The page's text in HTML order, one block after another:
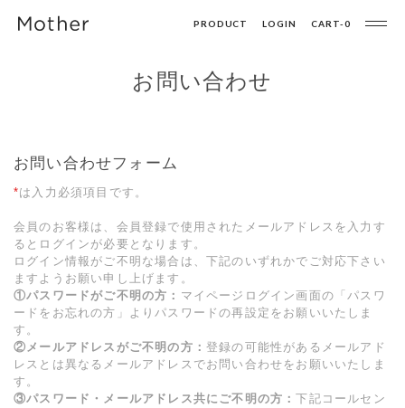
PRODUCT LOGIN CART-0
お問い合わせ
お問い合わせフォーム
*は入力必須項目です。
会員のお客様は、会員登録で使用されたメールアドレスを入力す
るとログインが必要となります。
ログイン情報がご不明な場合は、下記のいずれかでご対応下さい
ますようお願い申し上げます。
①パスワードがご不明の方： マイページログイン画面の「パスワ
ードをお忘れの方」よりパスワードの再設定をお願いいたしま
す。
②メールアドレスがご不明の方： 登録の可能性があるメールアド
レスとは異なるメールアドレスでお問い合わせをお願いいたしま
す。
③パスワード・メールアドレス共にご不明の方：下記コールセン